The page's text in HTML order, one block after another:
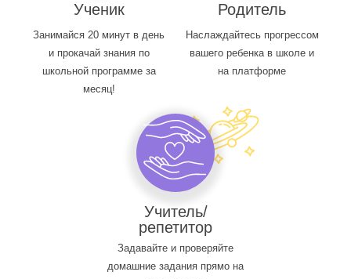
Ученик
Занимайся 20 минут в день
и прокачай знания по
школьной программе за
месяц!
Родитель
Наслаждайтесь прогрессом
вашего ребенка в школе и
на платформе
Учитель/
репетитор
Задавайте и проверяйте
домашние задания прямо на